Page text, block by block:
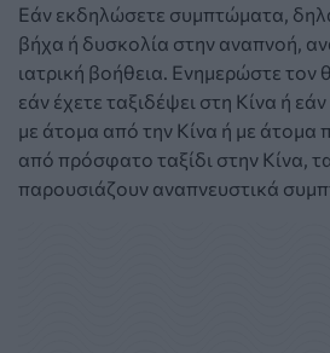
Εάν εκδηλώσετε συμπτώματα,
βήχα ή δυσκολία στην αναπνοή,
ιατρική βοήθεια. Ενημερώστε τον
εάν έχετε ταξιδέψει στη Κίνα ή
με άτομα από την Κίνα ή με άτομα
από πρόσφατο ταξίδι στην Κίνα,
παρουσιάζουν αναπνευστικά